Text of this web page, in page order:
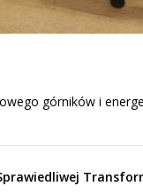
górników i